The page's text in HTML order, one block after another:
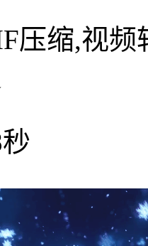
压缩,视频